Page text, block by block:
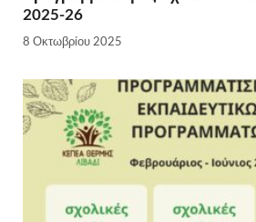
2025-26
8 Οκτωβρίου 2025